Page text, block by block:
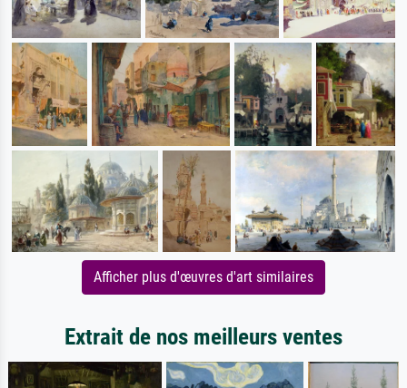
Afficher plus d'œuvres d'art similaires
Extrait de nos meilleurs ventes